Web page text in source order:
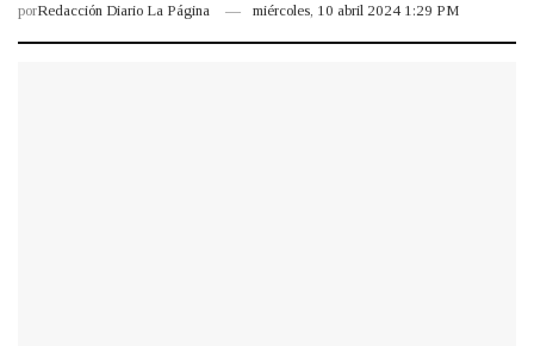
porRedacción Diario La Página miércoles, 10 abril 2024 1:29 PM